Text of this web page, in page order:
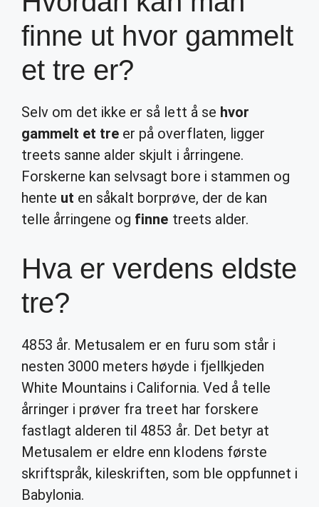
finne ut hvor gammelt
et tre er?
Selv om det ikke er så lett å se hvor
gammelt et tre er på overflaten, ligger
treets sanne alder skjult i årringene.
Forskerne kan selvsagt bore i stammen og
hente ut en såkalt borprøve, der de kan
telle årringene og finne treets alder.
Hva er verdens eldste
tre?
4853 år. Metusalem er en furu som står i
nesten 3000 meters høyde i fjellkjeden
White Mountains i California. Ved å telle
årringer i prøver fra treet har forskere
fastlagt alderen til 4853 år. Det betyr at
Metusalem er eldre enn klodens første
skriftspråk, kileskriften, som ble oppfunnet i
Babylonia.